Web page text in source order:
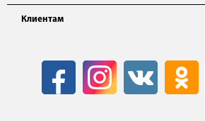
Клиентам